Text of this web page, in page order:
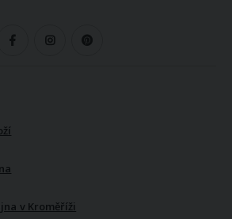
v Kroměříži